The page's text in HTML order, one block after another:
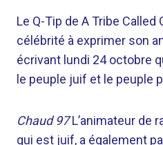
Le Q-Tip de A Tribe
célébrité à exprimer son
écrivant lundi 24 octobre
le peuple juif et le peuple
Chaud 97L’animateur de
qui est juif, a également